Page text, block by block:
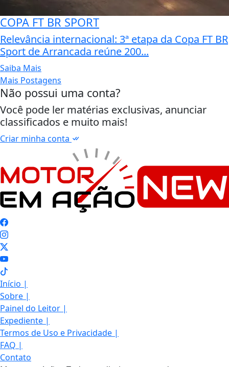
COPA FT BR SPORT
Relevância internacional: 3ª etapa da Copa FT BR
Sport de Arrancada reúne 200...
Saiba Mais
Mais Postagens
Não possui uma conta?
Você pode ler matérias exclusivas, anunciar
classificados e muito mais!
Criar minha conta
Início |
Sobre |
Painel do Leitor |
Expediente |
Termos de Uso e Privacidade |
FAQ |
Contato